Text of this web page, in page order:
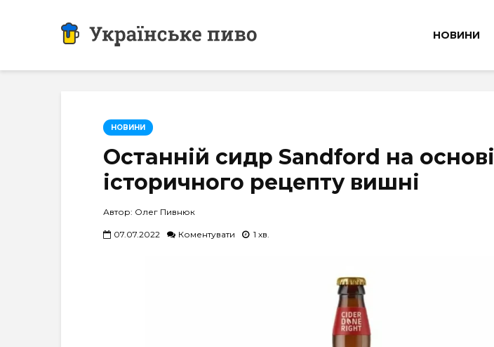
НОВИНИ
НОВИНИ
Останній сидр Sandford на основі
історичного рецепту вишні
Автор: Олег Пивнюк
07.07.2022 Коментувати 1 хв.